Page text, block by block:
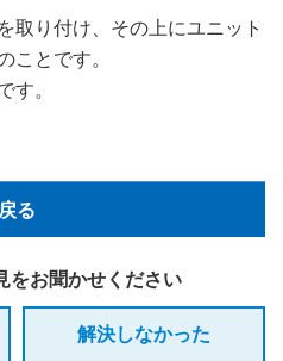
取り付け、その上にユニット
ことです。
。
戻る
をお聞かせください
解決しなかった